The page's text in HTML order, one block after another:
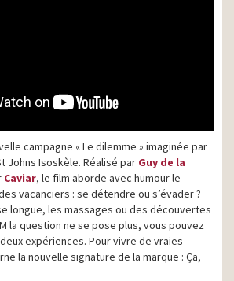
campagne « Le dilemme » imaginée par
Johns Isoskèle. Réalisé par Guy de la
Caviar, le film aborde avec humour le
vacanciers : se détendre ou s’évader ?
longue, les massages ou des découvertes
la question ne se pose plus, vous pouvez
expériences. Pour vivre de vraies
la nouvelle signature de la marque : Ça,